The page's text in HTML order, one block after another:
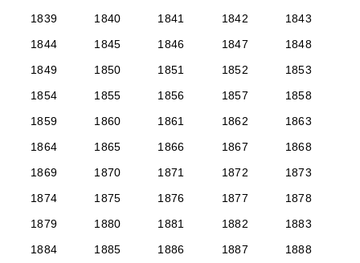
1839
1840 1841 1842
1843
1844
1845 1846 1847
1848
1849
1850 1851 1852
1853
1854
1855 1856 1857
1858
1859
1860 1861 1862
1863
1864
1865 1866 1867
1868
1869
1870 1871 1872
1873
1874
1875 1876 1877
1878
1879
1880 1881 1882
1883
1884
1885 1886 1887
1888